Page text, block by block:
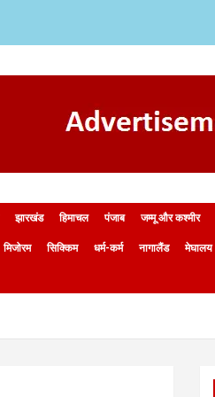
झारखंड हिमाचल पंजाब जम्मू और कश्मीर
मिजोरम सिक्किम धर्म-कर्म नागालैंड मेघालय